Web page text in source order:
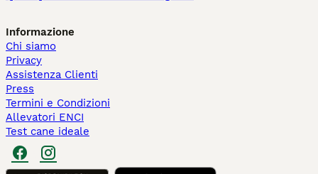
Informazione
Chi siamo
Privacy
Assistenza Clienti
Press
Termini e Condizioni
Allevatori ENCI
Test cane ideale